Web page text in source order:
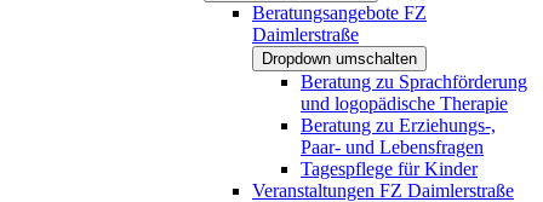
Beratungsangebote FZ
Daimlerstraße
Dropdown umschalten
Beratung zu Sprachförderung
und logopädische Therapie
Beratung zu Erziehungs-,
Paar- und Lebensfragen
Tagespflege für Kinder
Veranstaltungen FZ Daimlerstraße